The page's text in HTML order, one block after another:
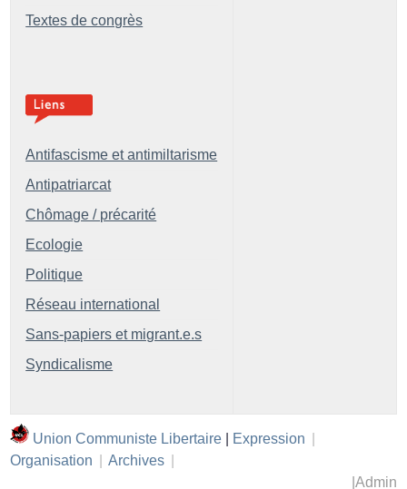
Textes de congrès
Antifascisme et antimiltarisme
Antipatriarcat
Chômage / précarité
Ecologie
Politique
Réseau international
Sans-papiers et migrant.e.s
Syndicalisme
Union Communiste Libertaire Expression
Organisation
Archives
Admin